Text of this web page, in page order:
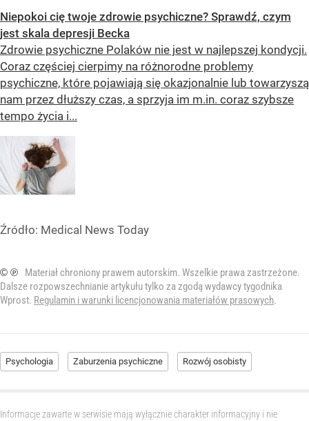
Niepokoi cię twoje zdrowie psychiczne? Sprawdź, czym
jest skala depresji Becka
Zdrowie psychiczne Polaków nie jest w najlepszej kondycji.
Coraz częściej cierpimy na różnorodne problemy
psychiczne, które pojawiają się okazjonalnie lub towarzyszą
nam przez dłuższy czas, a sprzyja im m.in. coraz szybsze
tempo życia i...
Źródło: Medical News Today
© ℗
Materiał chroniony prawem autorskim. Wszelkie prawa zastrzeżone.
Dalsze rozpowszechnianie artykułu tylko za zgodą wydawcy tygodnika
Wprost. Regulamin i warunki licencjonowania materiałów prasowych.
Psychologia Zaburzenia psychiczne Rozwój osobisty
Informacje zawarte w serwisie mają wyłącznie charakter informacyjny i nie